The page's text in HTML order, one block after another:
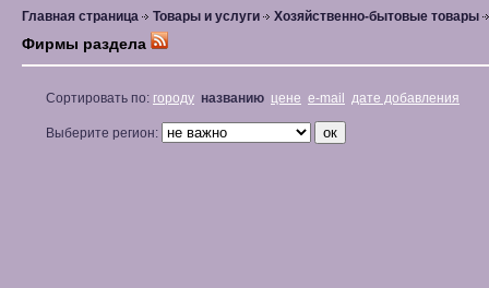
Главная страница Товары и услуги Хозяйственно-бытовые товары
Фирмы раздела
Сортировать по: городу названию цене e-mail дате добавления
Выберите регион: